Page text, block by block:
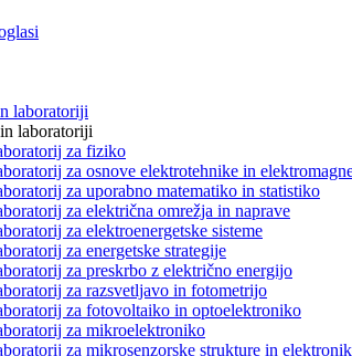
laboratoriji
laboratoriji
za fiziko
za osnove elektrotehnike in
za uporabno matematiko in statistiko
za električna omrežja in naprave
za elektroenergetske sisteme
za energetske strategije
za preskrbo z električno energijo
za razsvetljavo in fotometrijo
za fotovoltaiko in optoelektroniko
za mikroelektroniko
za mikrosenzorske strukture in